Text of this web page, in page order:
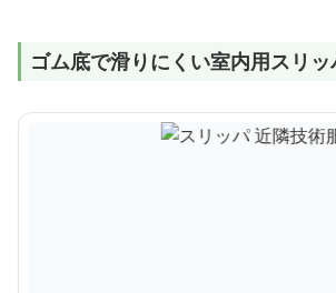
ゴム底で滑りにくい室内用スリッ